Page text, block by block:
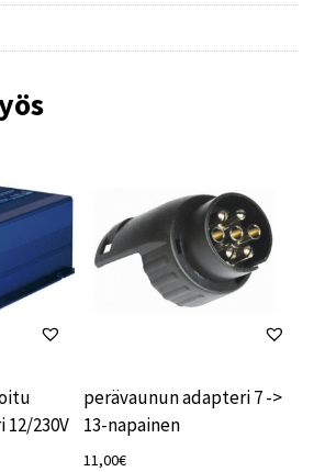
230V
perävaunun adapteri 7 ->
13-napainen
11,00€